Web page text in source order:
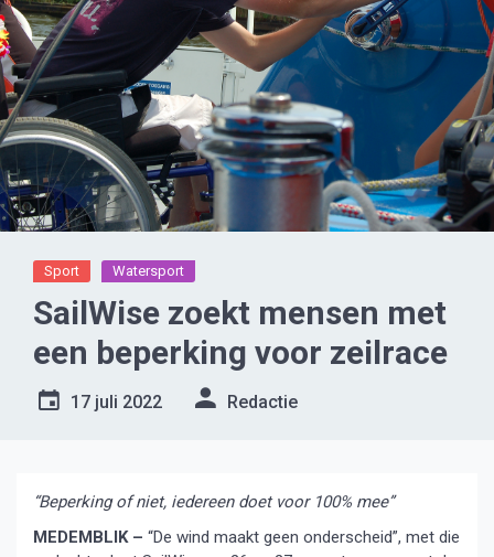
Sport Watersport
SailWise zoekt mensen met
een beperking voor zeilrace
17 juli 2022 Redactie
“Beperking of niet, iedereen doet voor 100% mee”
MEDEMBLIK – “De wind maakt geen onderscheid”, met die